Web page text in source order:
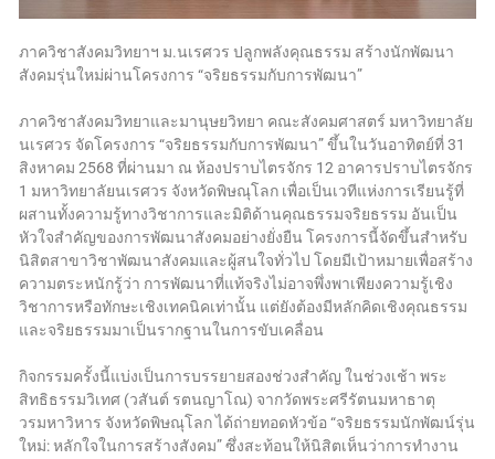
ภาควิชาสังคมวิทยาฯ ม.นเรศวร ปลูกพลังคุณธรรม สร้างนักพัฒนา
สังคมรุ่นใหม่ผ่านโครงการ “จริยธรรมกับการพัฒนา”
ภาควิชาสังคมวิทยาและมานุษยวิทยา คณะสังคมศาสตร์ มหาวิทยาลัย
นเรศวร จัดโครงการ “จริยธรรมกับการพัฒนา” ขึ้นในวันอาทิตย์ที่ 31
สิงหาคม 2568 ที่ผ่านมา ณ ห้องปราบไตรจักร 12 อาคารปราบไตรจักร
1 มหาวิทยาลัยนเรศวร จังหวัดพิษณุโลก เพื่อเป็นเวทีแห่งการเรียนรู้ที่
ผสานทั้งความรู้ทางวิชาการและมิติด้านคุณธรรมจริยธรรม อันเป็น
หัวใจสำคัญของการพัฒนาสังคมอย่างยั่งยืน โครงการนี้จัดขึ้นสำหรับ
นิสิตสาขาวิชาพัฒนาสังคมและผู้สนใจทั่วไป โดยมีเป้าหมายเพื่อสร้าง
ความตระหนักรู้ว่า การพัฒนาที่แท้จริงไม่อาจพึ่งพาเพียงความรู้เชิง
วิชาการหรือทักษะเชิงเทคนิคเท่านั้น แต่ยังต้องมีหลักคิดเชิงคุณธรรม
และจริยธรรมมาเป็นรากฐานในการขับเคลื่อน
กิจกรรมครั้งนี้แบ่งเป็นการบรรยายสองช่วงสำคัญ ในช่วงเช้า พระ
สิทธิธรรมวิเทศ (วสันต์ รตนญาโณ) จากวัดพระศรีรัตนมหาธาตุ
วรมหาวิหาร จังหวัดพิษณุโลก ได้ถ่ายทอดหัวข้อ “จริยธรรมนักพัฒน์รุ่น
ใหม่: หลักใจในการสร้างสังคม” ซึ่งสะท้อนให้นิสิตเห็นว่าการทำงาน